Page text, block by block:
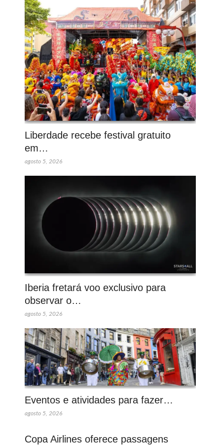
Liberdade recebe festival gratuito
em…
agosto 5, 2026
Iberia fretará voo exclusivo para
observar o…
agosto 5, 2026
Eventos e atividades para fazer…
agosto 5, 2026
Copa Airlines oferece passagens